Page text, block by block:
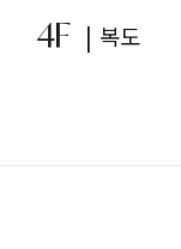
4F 복도